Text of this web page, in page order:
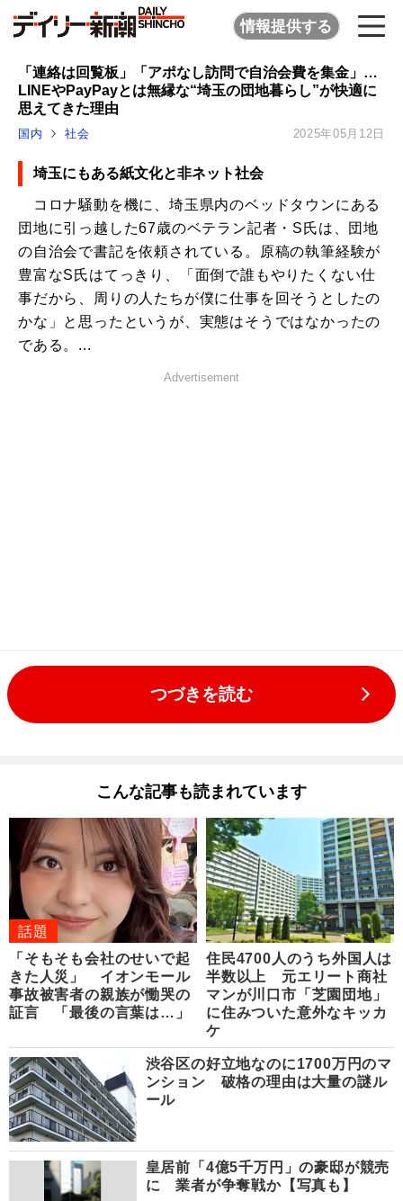
情報提供する
「連絡は回覧板」「アポなし訪問で自治会費を集金」…
LINEやPayPayとは無縁な“埼玉の団地暮らし”が快適に
思えてきた理由
国内 社会 2025年05月12日
埼玉にもある紙文化と非ネット社会
コロナ騒動を機に、埼玉県内のベッドタウンにある
団地に引っ越した67歳のベテラン記者・S氏は、団地
の自治会で書記を依頼されている。原稿の執筆経験が
豊富なS氏はてっきり、「面倒で誰もやりたくない仕
事だから、周りの人たちが僕に仕事を回そうとしたの
かな」と思ったというが、実態はそうではなかったの
である。...
Advertisement
つづきを読む
こんな記事も読まれています
話題
「そもそも会社のせいで起
きた人災」 イオンモール
事故被害者の親族が慟哭の
証言 「最後の言葉は…」
住民4700人のうち外国人は
半数以上 元エリート商社
マンが川口市「芝園団地」
に住みついた意外なキッカ
ケ
渋谷区の好立地なのに1700万円のマ
ンション 破格の理由は大量の謎ル
ール
皇居前「4億5千万円」の豪邸が競売
に 業者が争奪戦か【写真も】